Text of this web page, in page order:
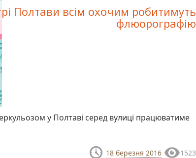
Полтави всім охочим робитимуть
флюорографію
у Полтаві серед вулиці працюватиме
18 березня 2016 1523